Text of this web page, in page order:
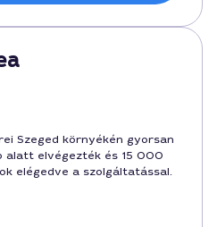
Szeged környékén gyorsan
alatt elvégezték és 15 000
elégedve a szolgáltatással.